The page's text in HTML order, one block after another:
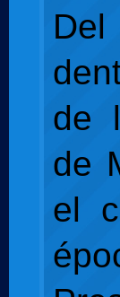
de
de
el